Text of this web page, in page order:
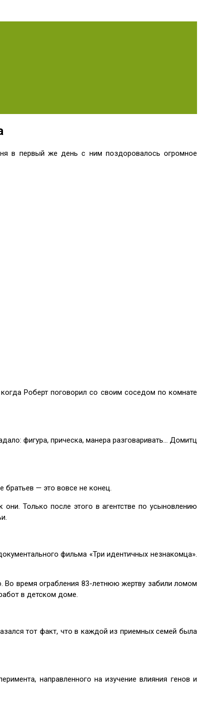
в первый же день с ним поздоровалось огромное
Роберт поговорил со своим соседом по комнате
фигура, прическа, манера разговаривать… Домитц
братьев — это вовсе не конец.
Только после этого в агентстве по усыновлению
фильма «Три идентичных незнакомца».
Во время ограбления 83-летнюю жертву забили ломом
в детском доме.
тот факт, что в каждой из приемных семей была
направленного на изучение влияния генов и